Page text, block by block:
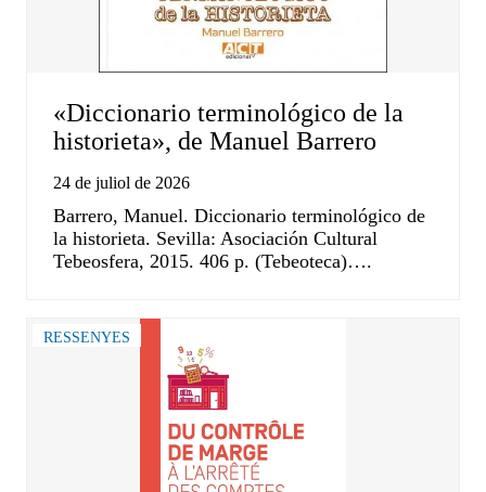
«Diccionario terminológico de la
historieta», de Manuel Barrero
24 de juliol de 2026
Barrero, Manuel. Diccionario terminológico de
la historieta. Sevilla: Asociación Cultural
Tebeosfera, 2015. 406 p. (Tebeoteca)….
RESSENYES